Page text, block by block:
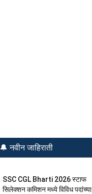
🔔 नवीन जाहिराती
SSC CGL Bharti 2026 स्टाफ
सिलेक्शन कमिशन मध्ये विविध पदांच्या